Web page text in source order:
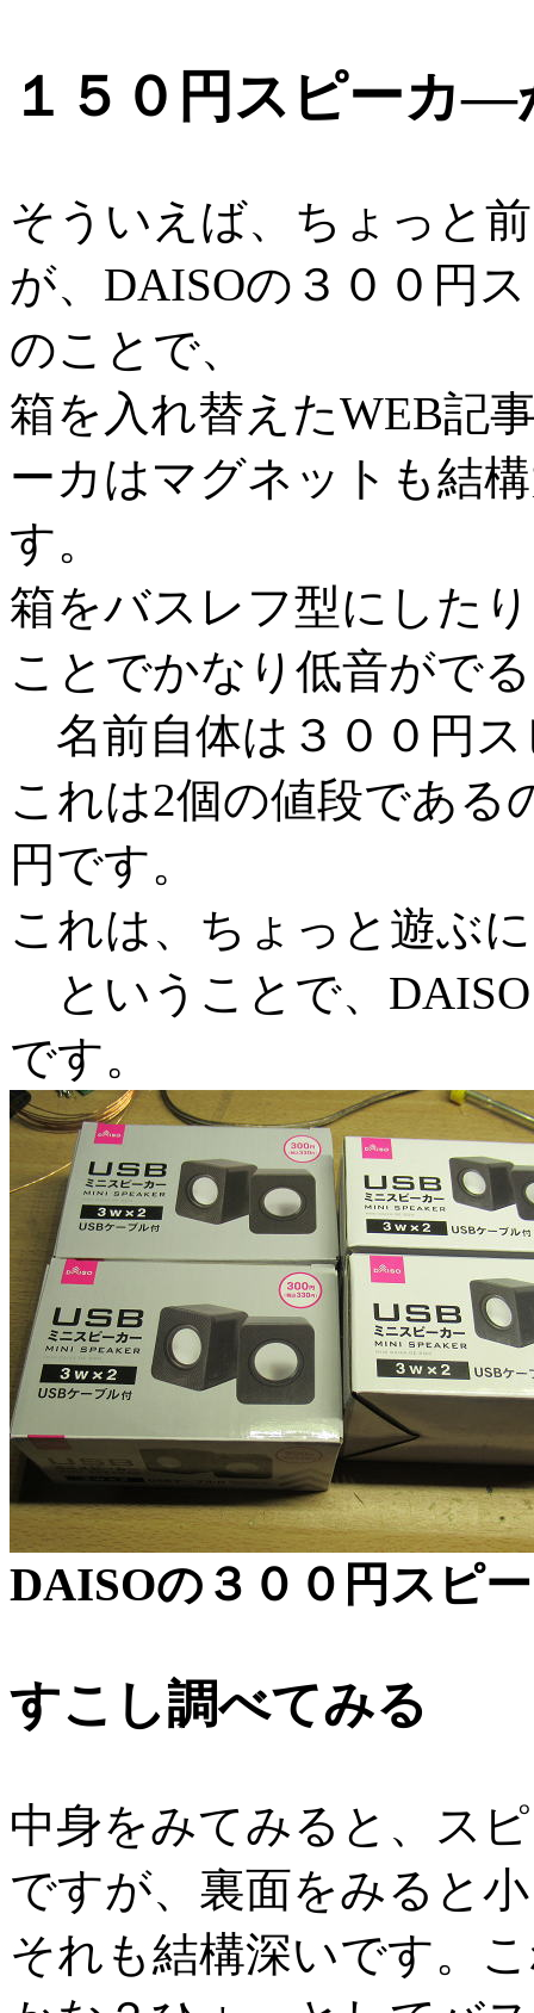
１５０円スピーカ―
そういえば、ちょっと
が、DAISOの３００円
のことで、
箱を入れ替えたWEB記
ーカはマグネットも結
す。
箱をバスレフ型にした
ことでかなり低音がで
名前自体は３００円
これは2個の値段である
円です。
これは、ちょっと遊ぶ
ということで、
です。
DAISOの３００円スピ
すこし調べてみる
中身をみてみると、ス
ですが、裏面をみると
それも結構深いです。